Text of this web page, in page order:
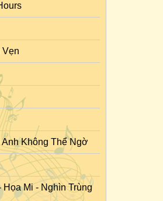
Không Thể Ngờ
Họa Mi - Nghìn Trùng